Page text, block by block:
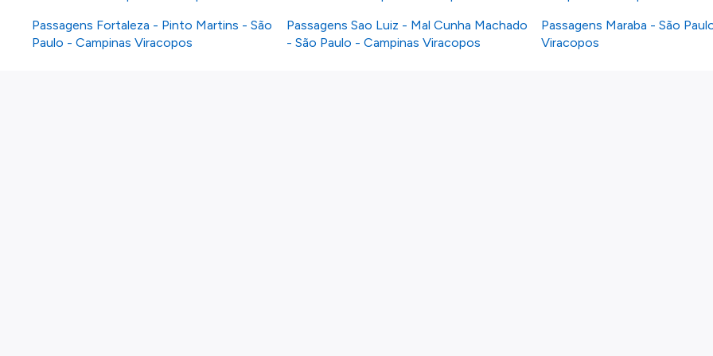
Passagens Fortaleza - Pinto Martins - São
Paulo - Campinas Viracopos
Passagens Sao Luiz - Mal Cunha Machado
- São Paulo - Campinas Viracopos
Passagens Maraba - São
Viracopos